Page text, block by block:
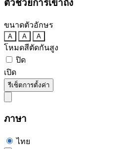
ตัวช่วยการเข้าถึง
ขนาดตัวอักษร
A A A
โหมดสีตัดกันสูง
ปิด
เปิด
รีเซ็ตการตั้งค่า
ภาษา
ไทย